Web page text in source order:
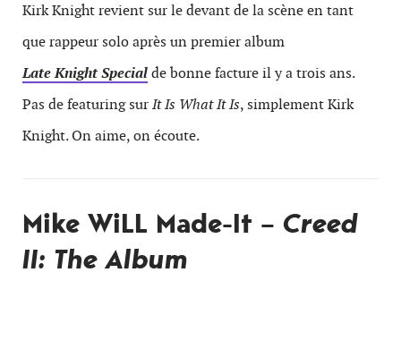
Kirk Knight revient sur le devant de la scène en tant
que rappeur solo après un premier album
Late Knight Specialde bonne facture il y a trois ans.
Pas de featuring surIt Is What It Is, simplement Kirk
Knight. On aime, on écoute.
Mike WiLL Made-It – Creed
II: The Album